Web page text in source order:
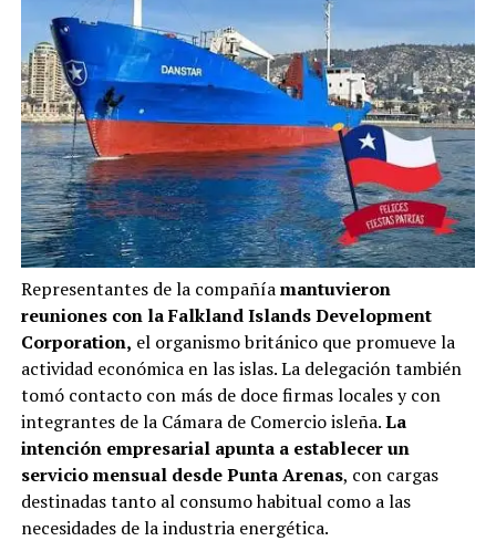
Representantes de la compañíamantuvieron
reuniones con la Falkland Islands Development
Corporation, el organismo británico que promueve la
actividad económica en las islas. La delegación también
tomó contacto con más de doce firmas locales y con
integrantes de la Cámara de Comercio isleña.La
intención empresarial apunta a establecer un
servicio mensual desde Punta Arenas, con cargas
destinadas tanto al consumo habitual como a las
necesidades de la industria energética.